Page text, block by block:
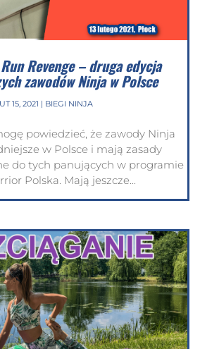
Revenge – druga edycja
zawodów Ninja w Polsce
15, 2021 | BIEGI NINJA
powiedzieć, że zawody Ninja
w Polsce i mają zasady
do tych panujących w programie
Polska. Mają jeszcze...